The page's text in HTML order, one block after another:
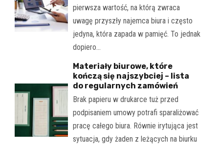
pierwsza wartość, na którą zwraca
uwagę przyszły najemca biura i często
jedyna, która zapada w pamięć. To jednak
dopiero…
Materiały biurowe, które
kończą się najszybciej – lista
do regularnych zamówień
Brak papieru w drukarce tuż przed
podpisaniem umowy potrafi sparaliżować
pracę całego biura. Równie irytująca jest
sytuacja, gdy żaden z leżących na biurku